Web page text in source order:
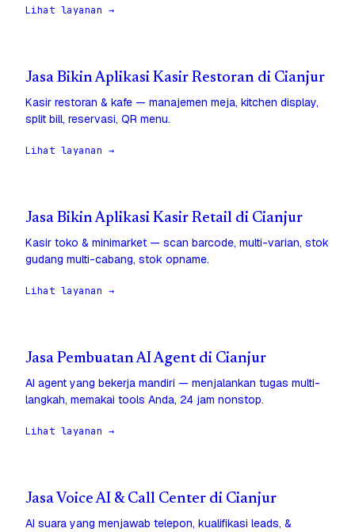
Lihat layanan →
Jasa Bikin Aplikasi Kasir Restoran di Cianjur
Kasir restoran & kafe — manajemen meja, kitchen display,
split bill, reservasi, QR menu.
Lihat layanan →
Jasa Bikin Aplikasi Kasir Retail di Cianjur
Kasir toko & minimarket — scan barcode, multi-varian, stok
gudang multi-cabang, stok opname.
Lihat layanan →
Jasa Pembuatan AI Agent di Cianjur
AI agent yang bekerja mandiri — menjalankan tugas multi-
langkah, memakai tools Anda, 24 jam nonstop.
Lihat layanan →
Jasa Voice AI & Call Center di Cianjur
AI suara yang menjawab telepon, kualifikasi leads, &